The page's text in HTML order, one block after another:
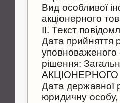
Вид особливої
акціонерного
II. Текст
Дата прийняття
уповноваженого
рішення:
Дата державної
юридичну